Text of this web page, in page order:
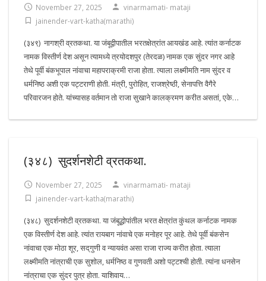
November 27, 2025
vinarmamati- mataji
jainender-vart-katha(marathi)
(३४९) नागश्री व्रतकथा. या जंबूद्वीपातील भरतक्षेत्रांत आयखंड आहे. त्यांत कर्नाटक
नामक विस्तीर्ण देश असून त्यामध्ये त्रयोदशपुर (तेरदळ) नामक एक सुंदर नगर आहे
तेथे पूर्वी बंकभूपाल नांवाचा महापराक्रमी राजा होता. त्याला लक्ष्मीमति नाम सुंदर व
धर्मनिष्ठ अशी एक पट्टराणी होती. मंत्री, पुरोहित, राजश्रेष्ठी, सेनापत्ति वैगैरे
परिवारजन होते. यांच्यासह वर्तमान तो राजा सुखाने कालक्रमण करीत असतां, एके…
(३४८) सुदर्शनशेटी व्रतकथा.
November 27, 2025
vinarmamati- mataji
jainender-vart-katha(marathi)
(३४८) सुदर्शनशेटी व्रतकथा. या जंबूद्धोपांतील भरत क्षेत्रांत कुंथल कर्नाटक नामक
एक विस्तीर्ण देश आहे. त्यांत रायबाग नांवाचे एक मनोहर पूर आहे. तेथे पूर्वी बंकसेन
नांवाचा एक मोठा शूर, सद्‌गुणी व न्यायवंत असा राजा राज्य करीत होता. त्याला
लक्ष्मीमति नांत्राची एक सुशोल, धर्मनिष्ठ व गुणवती अशो पट्टश्ची होती. त्यांना धनसेन
नांत्राचा एक सुंदर पुत्र होता. याशिवाय…